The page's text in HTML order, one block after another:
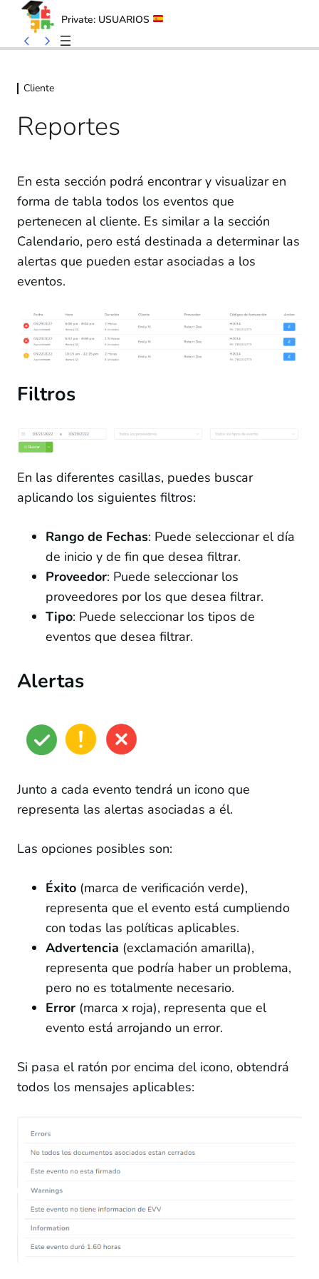
content
content
Private: USUARIOS
General
6 lessons, 6 quizzes
Cliente
Documentos
Plan de servicio
Datos
Documentos requeridos
Reportes
Archivos
Usuario
9 lessons, 9 quizzes
Soporte
3 lessons, 3 quizzes
Cliente
Reportes
En esta sección podrá encontrar y visualizar en
forma de tabla todos los eventos que
pertenecen al cliente. Es similar a la sección
Calendario, pero está destinada a determinar las
alertas que pueden estar asociadas a los
eventos.
Filtros
En las diferentes casillas, puedes buscar
aplicando los siguientes filtros:
Rango de Fechas: Puede seleccionar el día
de inicio y de fin que desea filtrar.
Proveedor: Puede seleccionar los
proveedores por los que desea filtrar.
Tipo: Puede seleccionar los tipos de
eventos que desea filtrar.
Alertas
Junto a cada evento tendrá un icono que
representa las alertas asociadas a él.
Las opciones posibles son:
Éxito (marca de verificación verde),
representa que el evento está cumpliendo
con todas las políticas aplicables.
Advertencia (exclamación amarilla),
representa que podría haber un problema,
pero no es totalmente necesario.
Error (marca x roja), representa que el
evento está arrojando un error.
Si pasa el ratón por encima del icono, obtendrá
todos los mensajes aplicables: